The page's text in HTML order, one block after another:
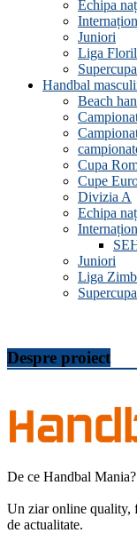
Echipa
Juniori
Liga
Handbal
Beach
Cupa
Cupe
Divizia A
Echipa
Juniori
Liga
Despre proiect
De ce Handbal
Un ziar online quality,
de actualitate.